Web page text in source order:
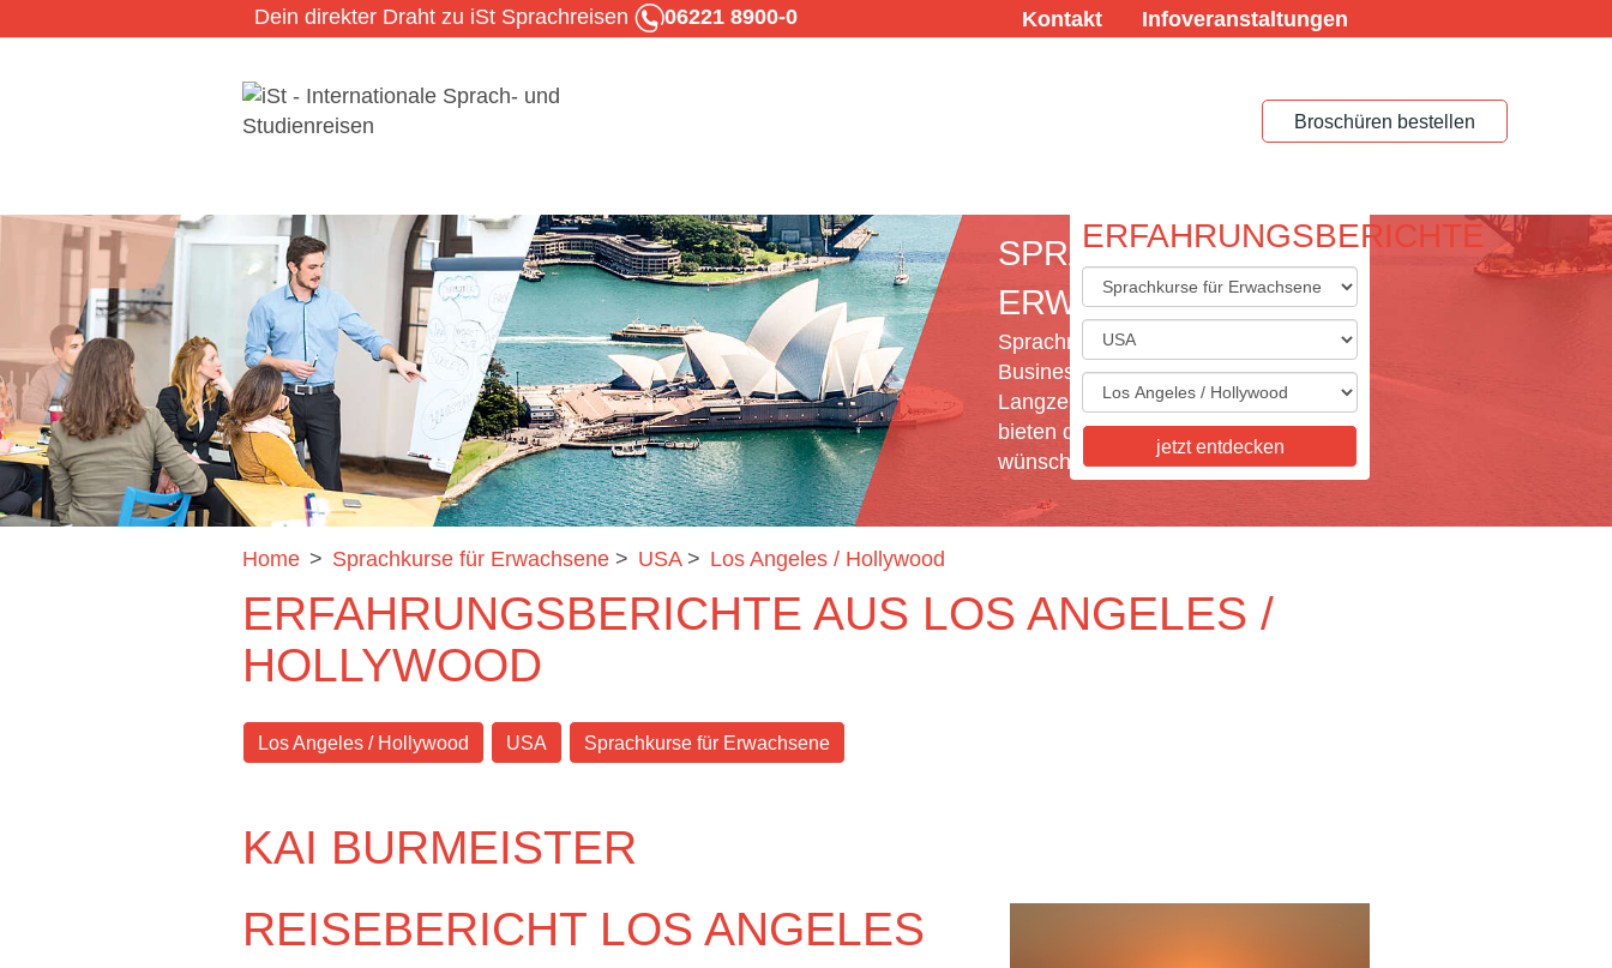
Dein direkter Draht zu iSt Sprachreisen 06221 8900-0 Kontakt Infoveranstaltungen
Broschüren bestellen
ERFAHRUNGSBERICHTE
jetzt entdecken
SPRACHREISEN FÜR
ERWACHSENE
Sprachreisen für Erwachsene,
Businesskurse, Studienaufenthalte,
Langzeitkurse, Examenskurse - wir
bieten die Vielfalt, die Sie sich
wünschen! Informieren Sie sich hier.
Home > Sprachkurse für Erwachsene > USA> Los Angeles / Hollywood
ERFAHRUNGSBERICHTE AUS LOS ANGELES /
HOLLYWOOD
Los Angeles / Hollywood USA Sprachkurse für Erwachsene
KAI BURMEISTER
REISEBERICHT LOS ANGELES